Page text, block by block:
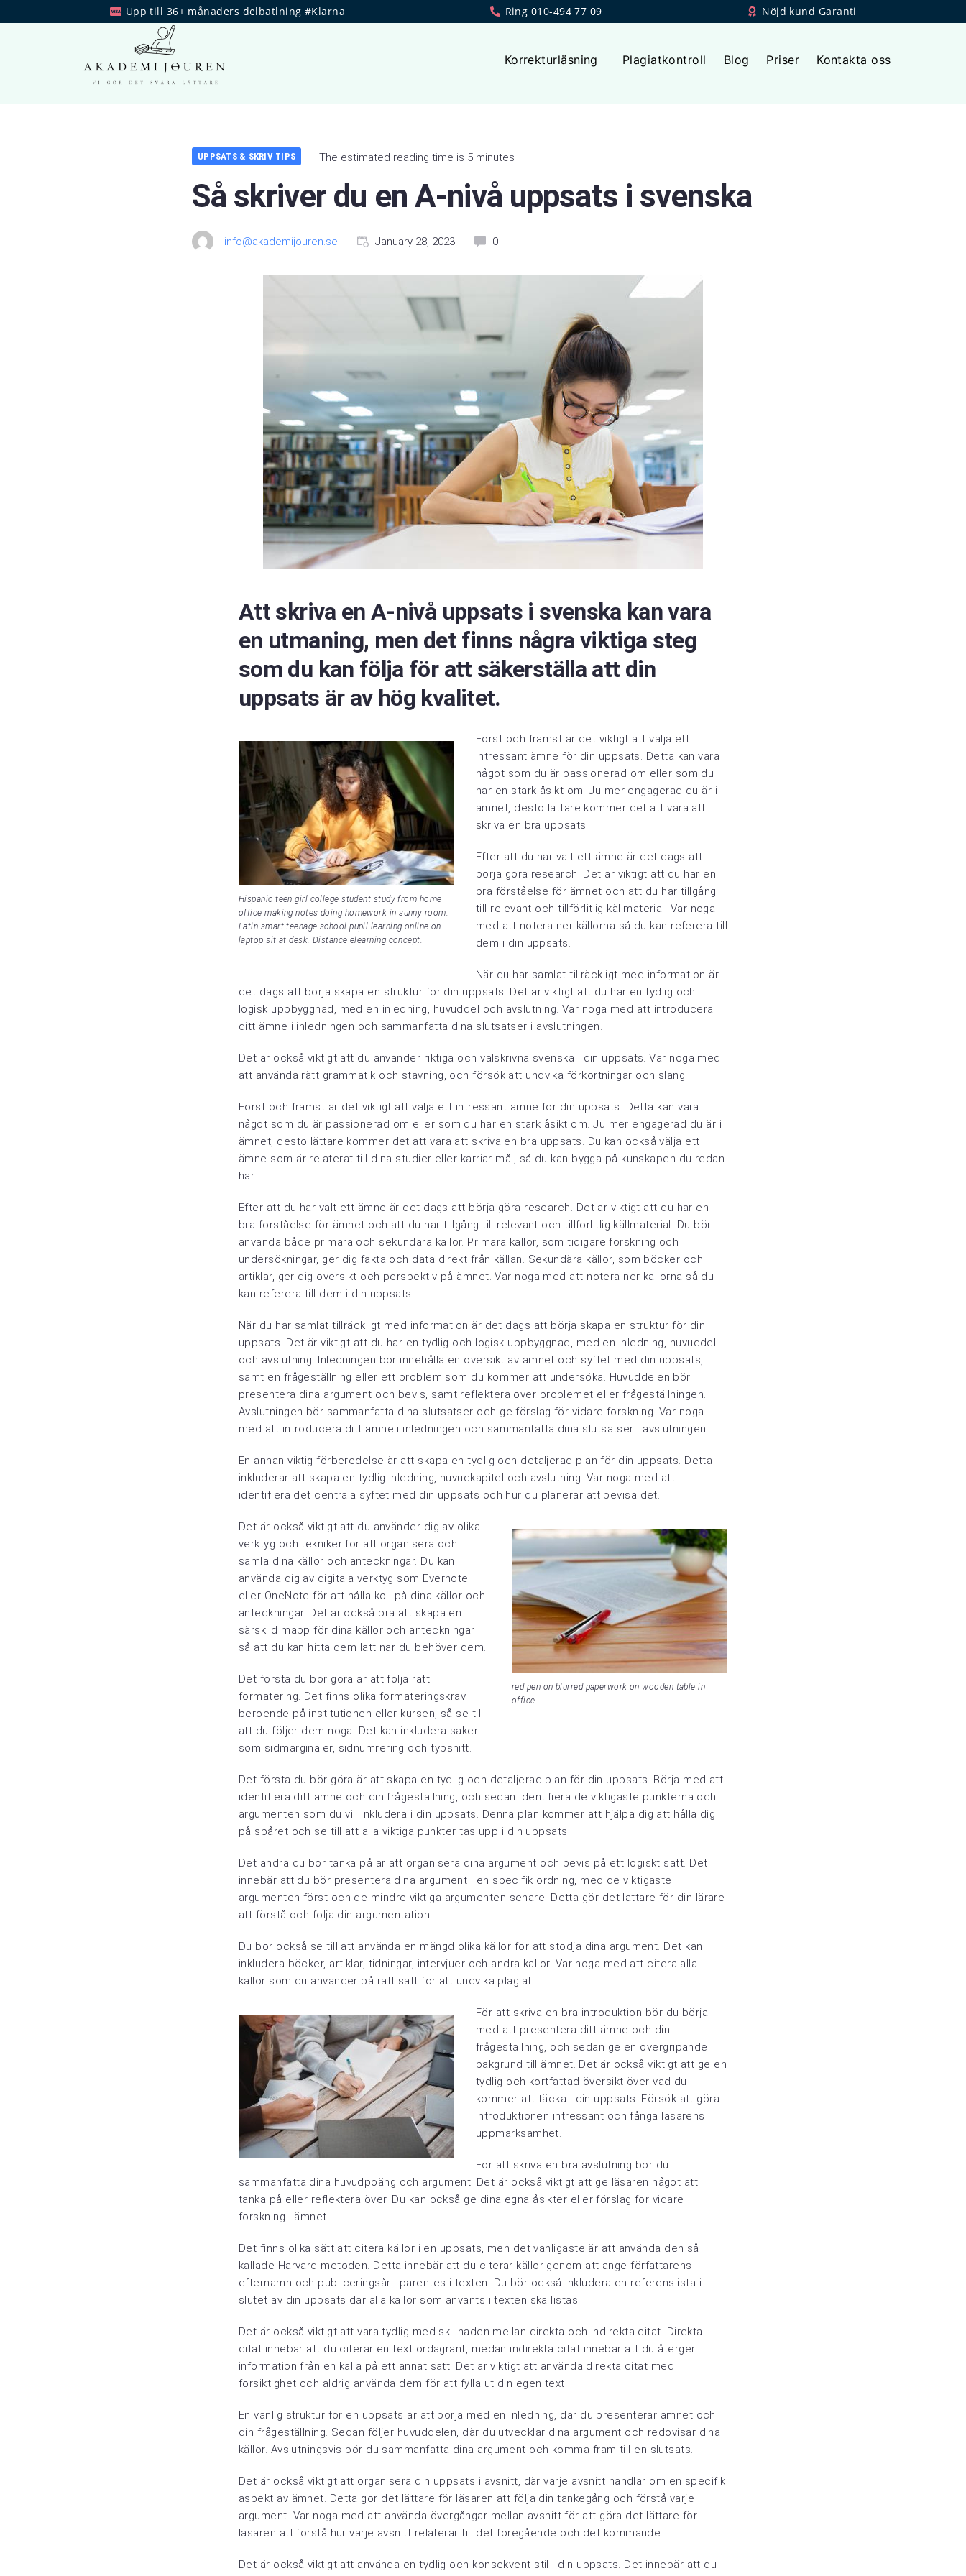
Upp till 36+ månaders delbatlning #Klarna Ring 010-494 77 09 Nöjd kund Garanti
Korrekturläsning Plagiatkontroll Blog Priser Kontakta oss
UPPSATS & SKRIV TIPS The estimated reading time is 5 minutes
Så skriver du en A-nivå uppsats i svenska
info@akademijouren.se January 28, 2023 0
Att skriva en A-nivå uppsats i svenska kan vara
en utmaning, men det finns några viktiga steg
som du kan följa för att säkerställa att din
uppsats är av hög kvalitet.
Hispanic teen girl college student study from home
office making notes doing homework in sunny room.
Latin smart teenage school pupil learning online on
laptop sit at desk. Distance elearning concept.
Först och främst är det viktigt att välja ett
intressant ämne för din uppsats. Detta kan vara
något som du är passionerad om eller som du
har en stark åsikt om. Ju mer engagerad du är i
ämnet, desto lättare kommer det att vara att
skriva en bra uppsats.
Efter att du har valt ett ämne är det dags att
börja göra research. Det är viktigt att du har en
bra förståelse för ämnet och att du har tillgång
till relevant och tillförlitlig källmaterial. Var noga
med att notera ner källorna så du kan referera till
dem i din uppsats.
När du har samlat tillräckligt med information är
det dags att börja skapa en struktur för din uppsats. Det är viktigt att du har en tydlig och
logisk uppbyggnad, med en inledning, huvuddel och avslutning. Var noga med att introducera
ditt ämne i inledningen och sammanfatta dina slutsatser i avslutningen.
Det är också viktigt att du använder riktiga och välskrivna svenska i din uppsats. Var noga med
att använda rätt grammatik och stavning, och försök att undvika förkortningar och slang.
Först och främst är det viktigt att välja ett intressant ämne för din uppsats. Detta kan vara
något som du är passionerad om eller som du har en stark åsikt om. Ju mer engagerad du är i
ämnet, desto lättare kommer det att vara att skriva en bra uppsats. Du kan också välja ett
ämne som är relaterat till dina studier eller karriär mål, så du kan bygga på kunskapen du redan
har.
Efter att du har valt ett ämne är det dags att börja göra research. Det är viktigt att du har en
bra förståelse för ämnet och att du har tillgång till relevant och tillförlitlig källmaterial. Du bör
använda både primära och sekundära källor. Primära källor, som tidigare forskning och
undersökningar, ger dig fakta och data direkt från källan. Sekundära källor, som böcker och
artiklar, ger dig översikt och perspektiv på ämnet. Var noga med att notera ner källorna så du
kan referera till dem i din uppsats.
När du har samlat tillräckligt med information är det dags att börja skapa en struktur för din
uppsats. Det är viktigt att du har en tydlig och logisk uppbyggnad, med en inledning, huvuddel
och avslutning. Inledningen bör innehålla en översikt av ämnet och syftet med din uppsats,
samt en frågeställning eller ett problem som du kommer att undersöka. Huvuddelen bör
presentera dina argument och bevis, samt reflektera över problemet eller frågeställningen.
Avslutningen bör sammanfatta dina slutsatser och ge förslag för vidare forskning. Var noga
med att introducera ditt ämne i inledningen och sammanfatta dina slutsatser i avslutningen.
En annan viktig förberedelse är att skapa en tydlig och detaljerad plan för din uppsats. Detta
inkluderar att skapa en tydlig inledning, huvudkapitel och avslutning. Var noga med att
identifiera det centrala syftet med din uppsats och hur du planerar att bevisa det.
red pen on blurred paperwork on wooden table in
office
Det är också viktigt att du använder dig av olika
verktyg och tekniker för att organisera och
samla dina källor och anteckningar. Du kan
använda dig av digitala verktyg som Evernote
eller OneNote för att hålla koll på dina källor och
anteckningar. Det är också bra att skapa en
särskild mapp för dina källor och anteckningar
så att du kan hitta dem lätt när du behöver dem.
Det första du bör göra är att följa rätt
formatering. Det finns olika formateringskrav
beroende på institutionen eller kursen, så se till
att du följer dem noga. Det kan inkludera saker
som sidmarginaler, sidnumrering och typsnitt.
Det första du bör göra är att skapa en tydlig och detaljerad plan för din uppsats. Börja med att
identifiera ditt ämne och din frågeställning, och sedan identifiera de viktigaste punkterna och
argumenten som du vill inkludera i din uppsats. Denna plan kommer att hjälpa dig att hålla dig
på spåret och se till att alla viktiga punkter tas upp i din uppsats.
Det andra du bör tänka på är att organisera dina argument och bevis på ett logiskt sätt. Det
innebär att du bör presentera dina argument i en specifik ordning, med de viktigaste
argumenten först och de mindre viktiga argumenten senare. Detta gör det lättare för din lärare
att förstå och följa din argumentation.
Du bör också se till att använda en mängd olika källor för att stödja dina argument. Det kan
inkludera böcker, artiklar, tidningar, intervjuer och andra källor. Var noga med att citera alla
källor som du använder på rätt sätt för att undvika plagiat.
För att skriva en bra introduktion bör du börja
med att presentera ditt ämne och din
frågeställning, och sedan ge en övergripande
bakgrund till ämnet. Det är också viktigt att ge en
tydlig och kortfattad översikt över vad du
kommer att täcka i din uppsats. Försök att göra
introduktionen intressant och fånga läsarens
uppmärksamhet.
För att skriva en bra avslutning bör du
sammanfatta dina huvudpoäng och argument. Det är också viktigt att ge läsaren något att
tänka på eller reflektera över. Du kan också ge dina egna åsikter eller förslag för vidare
forskning i ämnet.
Det finns olika sätt att citera källor i en uppsats, men det vanligaste är att använda den så
kallade Harvard-metoden. Detta innebär att du citerar källor genom att ange författarens
efternamn och publiceringsår i parentes i texten. Du bör också inkludera en referenslista i
slutet av din uppsats där alla källor som använts i texten ska listas.
Det är också viktigt att vara tydlig med skillnaden mellan direkta och indirekta citat. Direkta
citat innebär att du citerar en text ordagrant, medan indirekta citat innebär att du återger
information från en källa på ett annat sätt. Det är viktigt att använda direkta citat med
försiktighet och aldrig använda dem för att fylla ut din egen text.
En vanlig struktur för en uppsats är att börja med en inledning, där du presenterar ämnet och
din frågeställning. Sedan följer huvuddelen, där du utvecklar dina argument och redovisar dina
källor. Avslutningsvis bör du sammanfatta dina argument och komma fram till en slutsats.
Det är också viktigt att organisera din uppsats i avsnitt, där varje avsnitt handlar om en specifik
aspekt av ämnet. Detta gör det lättare för läsaren att följa din tankegång och förstå varje
argument. Var noga med att använda övergångar mellan avsnitt för att göra det lättare för
läsaren att förstå hur varje avsnitt relaterar till det föregående och det kommande.
Det är också viktigt att använda en tydlig och konsekvent stil i din uppsats. Det innebär att du